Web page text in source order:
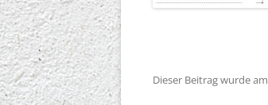
Dieser Beitrag wurde am